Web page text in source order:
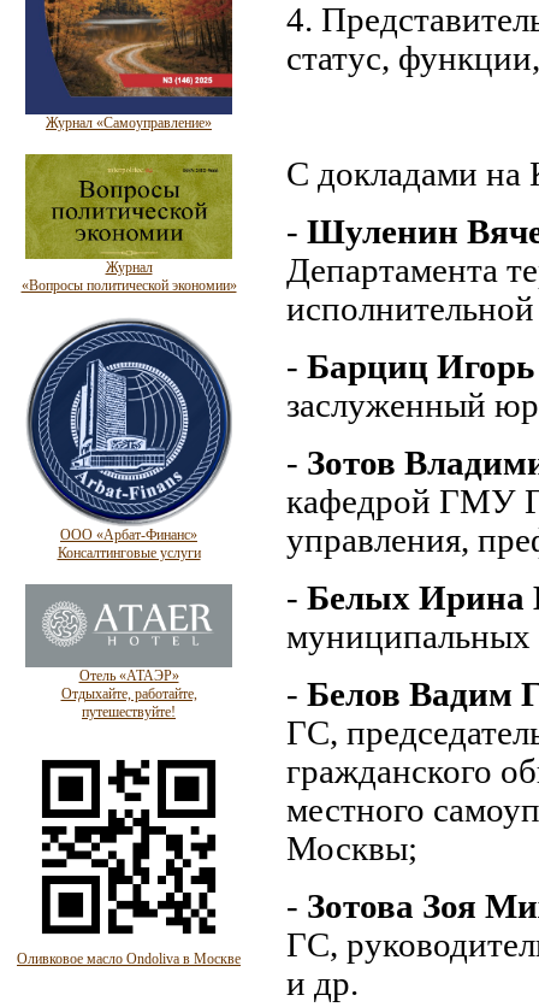
Журнал «Самоуправление»
Журнал
«Вопросы политической экономии»
ООО «Арбат-Финанс»
Консалтинговые услуги
Отель «АТАЭР»
Отдыхайте, работайте,
путешествуйте!
Оливковое масло Ondoliva в Москве
4.
статус,
С докладами на
- Шуленин
Департамента
- Барциц
заслуженный
- Зотов
кафедрой ГМУ
управления,
- Белых Ирина
муниципальных
- Белов Вадим
ГС,
гражданского
местного
Москвы;
- Зотова Зоя
ГС,
и др.